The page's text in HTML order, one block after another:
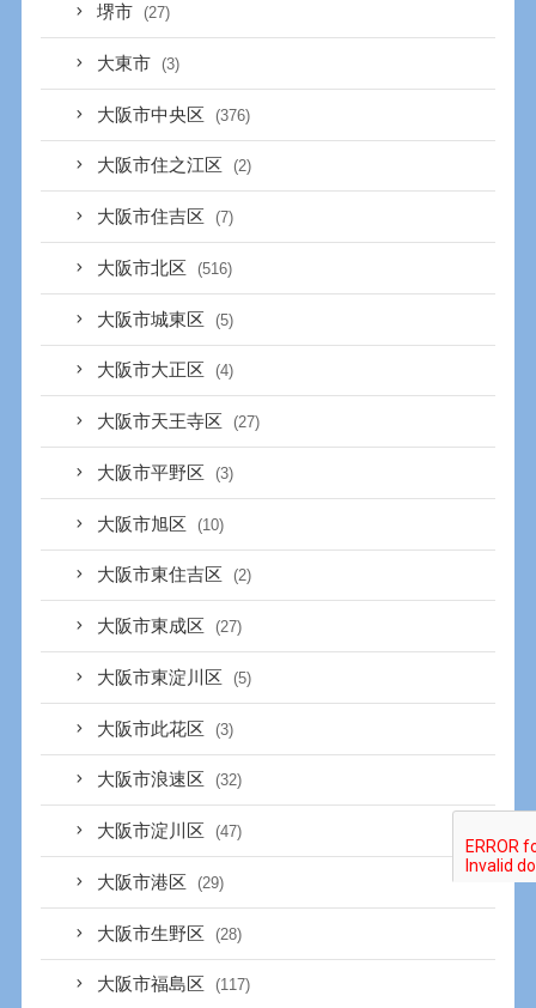
堺市 (27)
大東市 (3)
大阪市中央区 (376)
大阪市住之江区 (2)
大阪市住吉区 (7)
大阪市北区 (516)
大阪市城東区 (5)
大阪市大正区 (4)
大阪市天王寺区 (27)
大阪市平野区 (3)
大阪市旭区 (10)
大阪市東住吉区 (2)
大阪市東成区 (27)
大阪市東淀川区 (5)
大阪市此花区 (3)
大阪市浪速区 (32)
大阪市淀川区 (47)
大阪市港区 (29)
大阪市生野区 (28)
大阪市福島区 (117)